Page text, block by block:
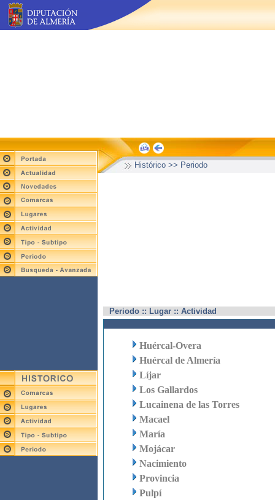
Histórico >> Periodo
Periodo :: Lugar :: Actividad
Huércal-Overa
Huércal de Almería
Líjar
Los Gallardos
Lucainena de las Torres
Macael
María
Mojácar
Nacimiento
Provincia
Pulpí